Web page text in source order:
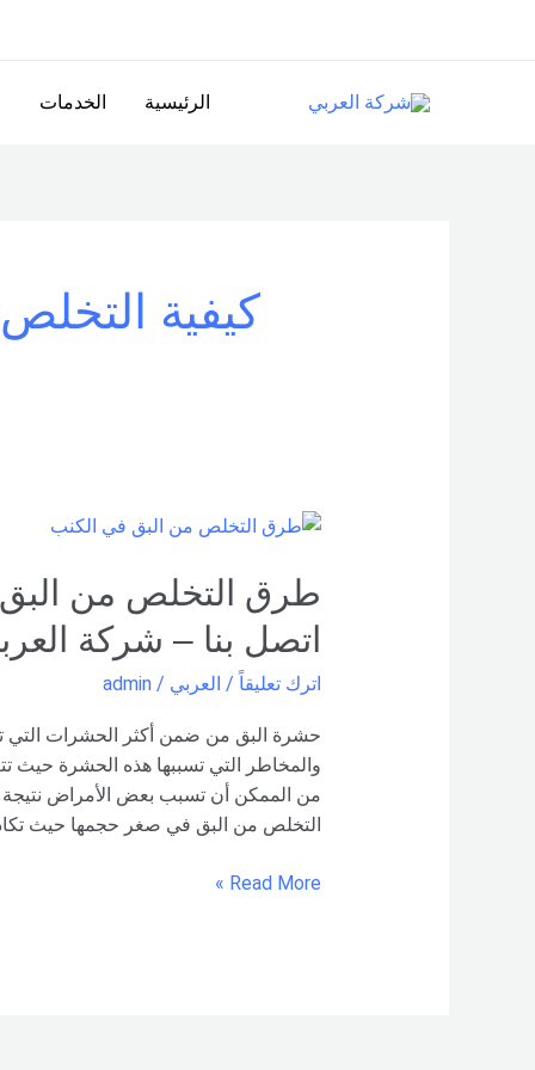
الرئيسية
الخدمات
كيفية
اتصل بنا – شركة
اترك تعليقاً / العربي /
admin
حشرة البق من ضمن أكثر الحشرات التي
والمخاطر التي تسببها هذه الحشرة حيث
من الممكن أن تسبب بعض الأمراض
التخلص من البق في صغر حجمها حيث
طرق
من
البق
في
الكنب
0551154864
اتصل
بنا –
شركة العربي
Read More »